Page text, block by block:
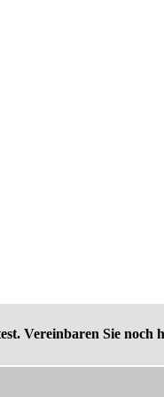
Vereinbaren Sie noch